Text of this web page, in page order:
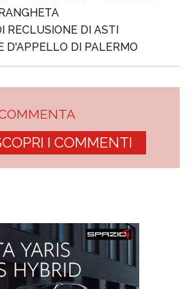
RECLUSIONE DI ASTI
D'APPELLO DI PALERMO
I COMMENTI